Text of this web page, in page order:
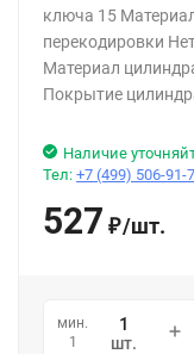
ключа 15
перекодировки
Материал
Покрытие
Наличие
Тел: +7 (499) 506-91-
527 ₽/шт.
мин.
1
шт.